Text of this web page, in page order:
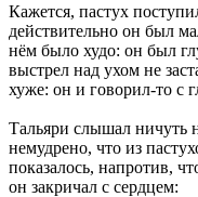
Кажется, пастух
действительно он был
нём было худо: он был
выстрел над ухом не
хуже: он и говорил-то с
Тальяри слышал ничуть
немудрено, что из
показалось, напротив,
он закричал с сердцем: